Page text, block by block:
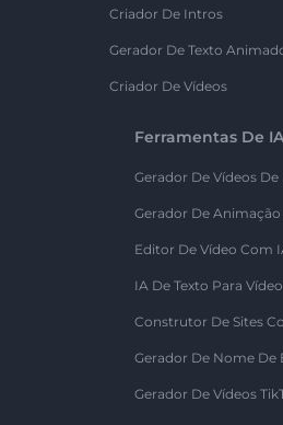
Criador De Intros
Gerador De Texto
Criador De Vídeos
Ferramentas De IA
Gerador De Vídeos De
Gerador De
Editor De Vídeo Com
IA De Texto Para Vídeo
Construtor De Sites
Gerador De Nome De
Gerador De Vídeos